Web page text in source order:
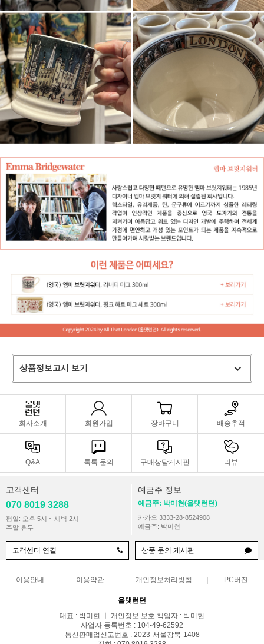
상품정보고시 보기
회사소개 회원가입 장바구니 배송추적
Q&A 톡톡 문의 구매상담게시판 리뷰
고객센터
070 8019 3288
평일: 오후 5시 ~ 새벽 2시
주말 휴무
예금주 정보
예금주: 박미현(올댓런던)
카카오 3333-28-8524908
예금주: 박미현
고객센터 연결 상품 문의 게시판
이용안내 이용약관 개인정보처리방침 PC버전
올댓런던
대표 : 박미현 ㅣ 개인정보 보호 책임자 : 박미현
사업자 등록번호 : 104-49-62592
통신판매업신고번호 : 2023-서울강북-1408